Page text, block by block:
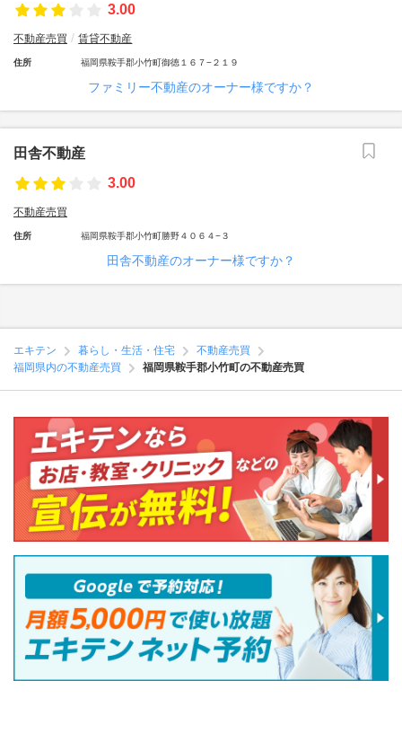
3.00
不動産売買 賃貸不動産
住所 福岡県鞍手郡小竹町御徳１６７−２１９
ファミリー不動産のオーナー様ですか？
田舎不動産
3.00
不動産売買
住所 福岡県鞍手郡小竹町勝野４０６４−３
田舎不動産のオーナー様ですか？
エキテン 暮らし・生活・住宅
不動産売買
福岡県内の不動産売買
福岡県鞍手郡小竹町の不動産売買